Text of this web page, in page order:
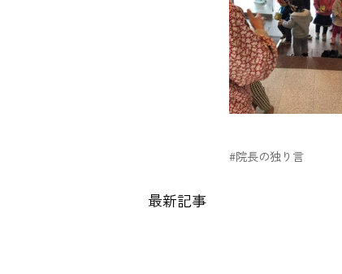
#院長の独り言
最新記事